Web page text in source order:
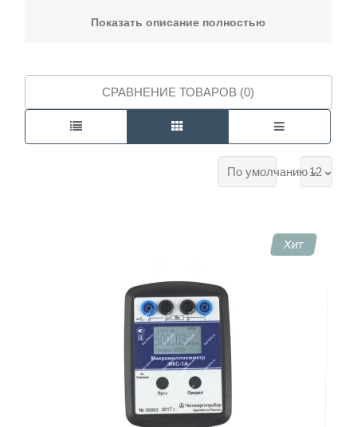
устройства для диагностики трансформаторов и
и государственных структур.
В каталоге КИП-Лабс вы найдёте широкий выбор
продукции с гарантией от производителя и доставкой
по всей России. Работаем по 44-ФЗ, 223-ФЗ и 275-
Показать описание полностью
СРАВНЕНИЕ ТОВАРОВ (0)
12
По умолчанию
Хит